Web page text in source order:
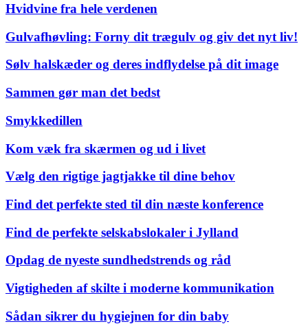
Hvidvine fra hele verdenen
Gulvafhøvling: Forny dit trægulv og giv det nyt liv!
Sølv halskæder og deres indflydelse på dit image
Sammen gør man det bedst
Smykkedillen
Kom væk fra skærmen og ud i livet
Vælg den rigtige jagtjakke til dine behov
Find det perfekte sted til din næste konference
Find de perfekte selskabslokaler i Jylland
Opdag de nyeste sundhedstrends og råd
Vigtigheden af skilte i moderne kommunikation
Sådan sikrer du hygiejnen for din baby